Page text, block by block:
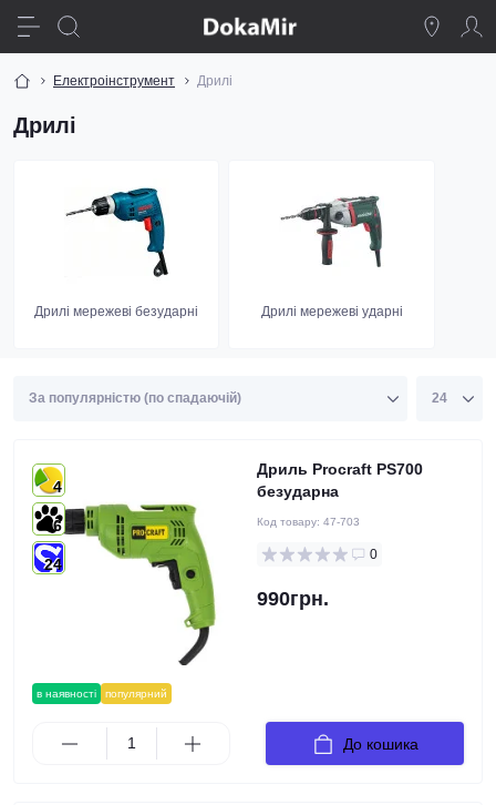
Електроінструмент Дрилі
Дрилі
Дрилі мережеві безударні Дрилі мережеві ударні
в наявності популярний
4
6
24
Дриль Procraft PS700
безударна
Код товару: 47-703
0
990грн.
До кошика